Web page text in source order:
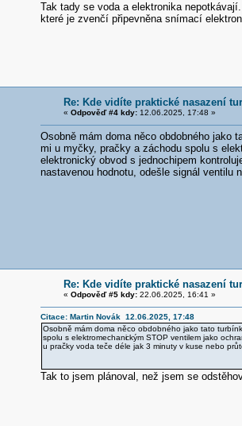
Tak tady se voda a elektronika
které je zvenčí připevněna snímací
Re: Kde vidíte praktické nasazení
« Odpověď #4 kdy:12.06.2025, 17:48 »
Osobně mám doma něco obdobného jako
mi u myčky, pračky a záchodu spolu s
elektronický obvod s jednochipem
nastavenou hodnotu, odešle signál ventilu
Re: Kde vidíte praktické nasazení
« Odpověď #5 kdy:22.06.2025, 16:41 »
Citace: Martin Novák 12.06.2025, 17:48
Osobně mám doma něco obdobného jako tato
spolu s elektromechanickým STOP ventilem jako
u pračky voda teče déle jak 3 minuty v kuse nebo
Tak to jsem plánoval, než jsem se